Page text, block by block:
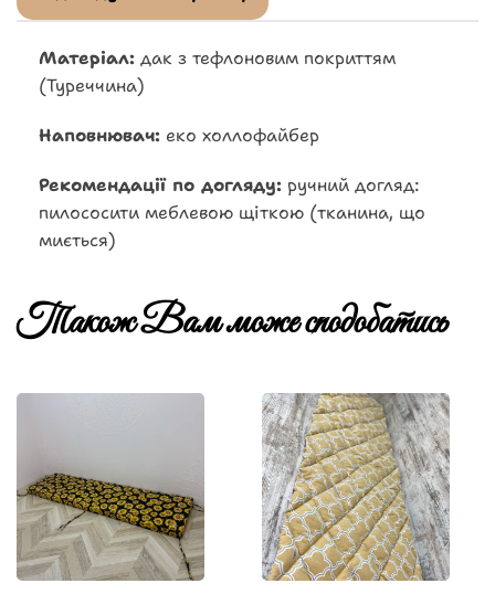
Матеріал: дак з тефлоновим покриттям
(Туреччина)
Наповнювач: еко холлофайбер
Рекомендації по догляду: ручний догляд:
пилососити меблевою щіткою (тканина, що
миється)
Також Вам може сподобатись